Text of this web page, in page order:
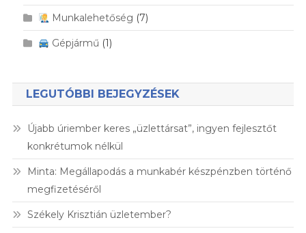
Munkalehetőség (7)
Gépjármű (1)
LEGUTÓBBI BEJEGYZÉSEK
Újabb úriember keres „üzlettársat”, ingyen fejlesztőt
konkrétumok nélkül
Minta: Megállapodás a munkabér készpénzben történő
megfizetéséről
Székely Krisztián üzletember?